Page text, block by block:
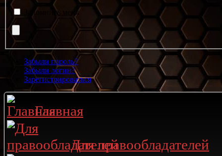
Запомнить меня
Забыли пароль?
Забыли логин?
Зарегистрироваться
Главная
Для правообладателей